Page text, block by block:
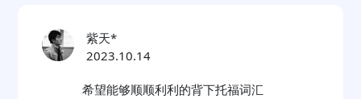
紫天*
2023.10.14
希望能够顺顺利利的背下托福词汇